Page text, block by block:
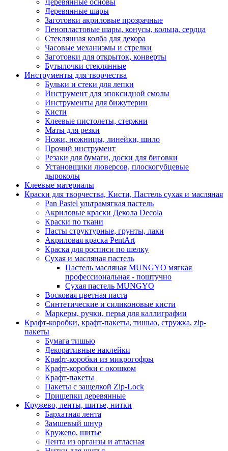
Деревянные шары
Заготовки акриловые прозрачные
Пенопластовые шары, конусы, кольца, сердца
Стеклянная колба для декора
Часовые механизмы и стрелки
Заготовки для открыток, конверты
Бутылочки стеклянные
Инструменты для творчества
Бульки и стеки для лепки
Инструмент для эпоксидной смолы
Инструменты для бижутерии
Кисти
Клеевые пистолеты, стержни
Маты для резки
Ножи, ножницы, линейки, шило
Прочий инструмент
Резаки для бумаги, доски для биговки
Установщики люверсов, плоскогубцевые
дыроколы
Клеевые материалы
Краски для творчества, Кисти, Пастель сухая и масляная
Pan Pastel ультрамягкая пастель
Акриловые краски Декола Decola
Краски по ткани
Пасты структурные, грунты, лаки
Акриловая краска PentArt
Краска для росписи по шелку
Cухая и масляная пастель
Пастель масляная MUNGYO мягкая
профессиональная - поштучно
Сухая пастель MUNGYO
Восковая цветная паста
Синтетические и силиконовые кисти
Маркеры, ручки, перья для каллиграфии
Крафт-коробки, крафт-пакеты, тишью, стружка, zip-
пакеты
Бумага тишью
Декоративные наклейки
Крафт-коробки из микрогофры
Крафт-коробки с окошком
Крафт-пакеты
Пакеты с защелкой Zip-Lock
Прищепки деревянные
Кружево, ленты, шитье, нитки
Бархатная лента
Замшевый шнур
Кружево, шитье
Лента из органзы и атласная